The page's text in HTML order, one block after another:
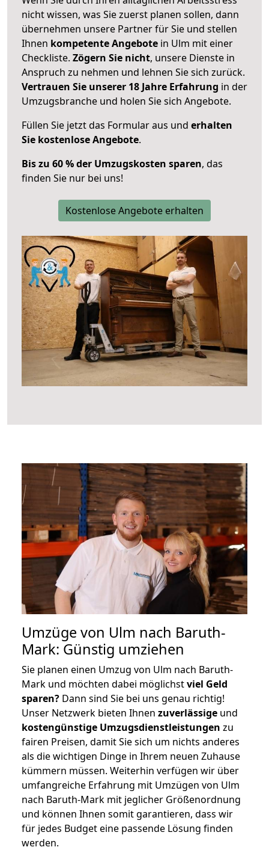
nicht wissen, was Sie zuerst planen sollen, dann
übernehmen unsere Partner für Sie und stellen
Ihnen kompetente Angebote in Ulm mit einer
Checkliste. Zögern Sie nicht, unsere Dienste in
Anspruch zu nehmen und lehnen Sie sich zurück.
Vertrauen Sie unserer 18 Jahre Erfahrung in der
Umzugsbranche und holen Sie sich Angebote.
Füllen Sie jetzt das Formular aus und erhalten
Sie kostenlose Angebote.
Bis zu 60 % der Umzugskosten sparen, das
finden Sie nur bei uns!
Kostenlose Angebote erhalten
Umzüge von Ulm nach Baruth-
Mark: Günstig umziehen
Sie planen einen Umzug von Ulm nach Baruth-
Mark und möchten dabei möglichstviel Geld
sparen? Dann sind Sie bei uns genau richtig!
Unser Netzwerk bieten Ihnen zuverlässige und
kostengünstige Umzugsdienstleistungen zu
fairen Preisen, damit Sie sich um nichts anderes
als die wichtigen Dinge in Ihrem neuen Zuhause
kümmern müssen. Weiterhin verfügen wir über
umfangreiche Erfahrung mit Umzügen von Ulm
nach Baruth-Mark mit jeglicher Größenordnung
und können Ihnen somit garantieren, dass wir
für jedes Budget eine passende Lösung finden
werden.